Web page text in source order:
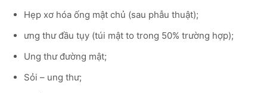
Hẹp xơ hóa ống mật chủ (sau phẫu thuật);
ưng thư đầu tụy (túi mật to trong 50% trường hợp);
Ung thư đường mật;
Sỏi – ung thư;